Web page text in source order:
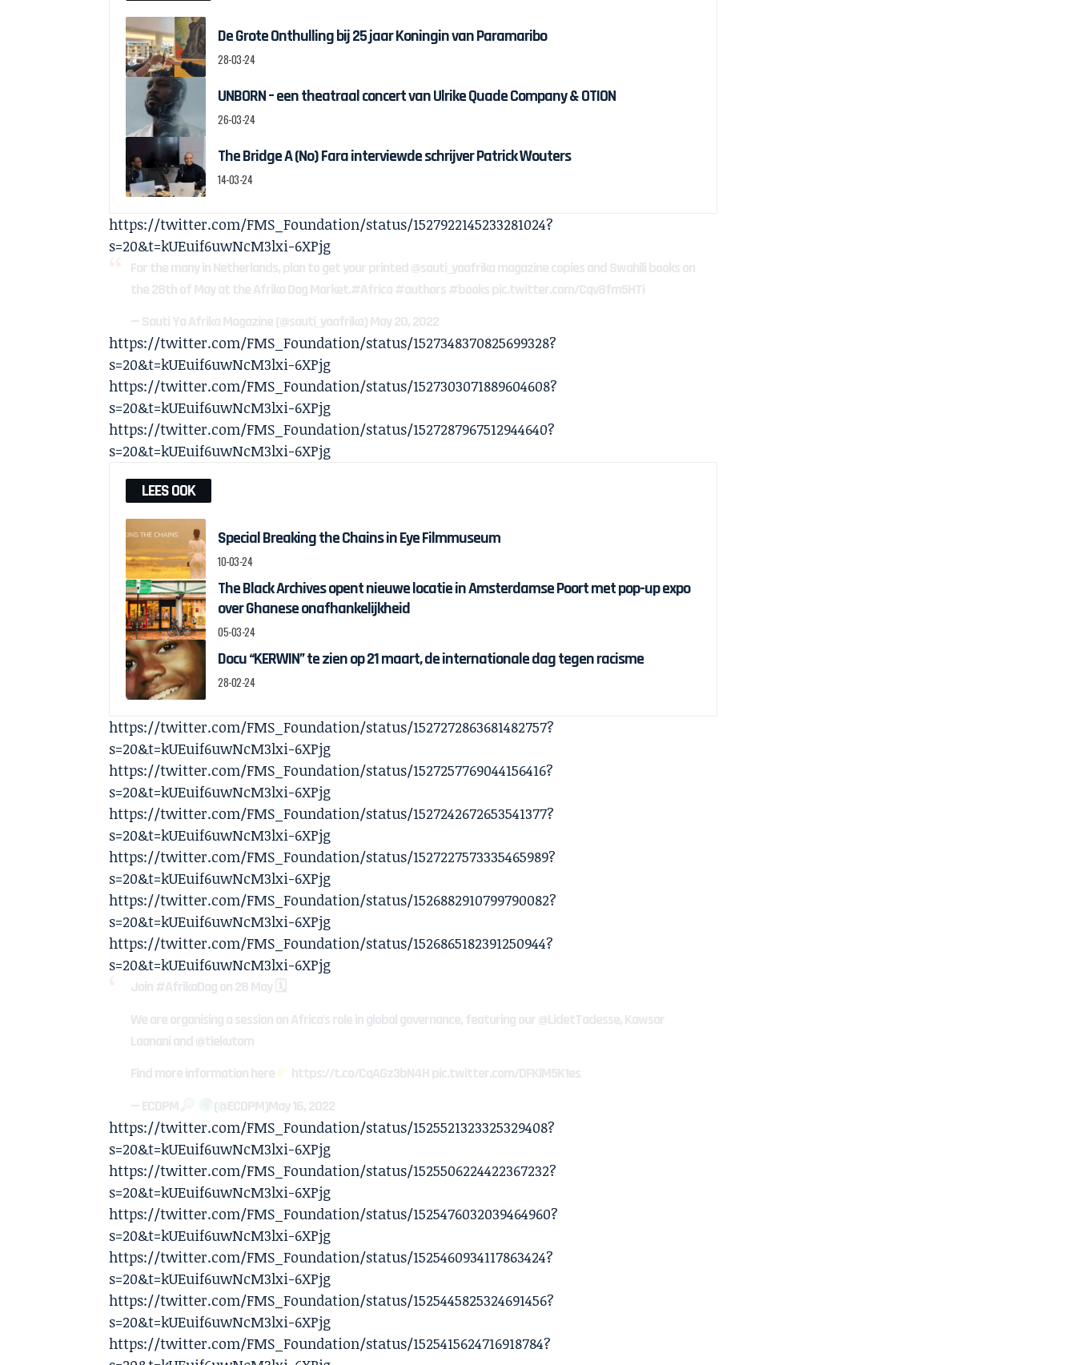
De Grote Onthulling bij 25 jaar Koningin van Paramaribo
28-03-24
UNBORN – een theatraal concert van Ulrike Quade Company & OTION
26-03-24
The Bridge A (No) Fara interviewde schrijver Patrick Wouters
14-03-24
https://twitter.com/FMS_Foundation/status/1527922145233281024?
s=20&t=kUEuif6uwNcM3lxi-6XPjg
For the many in Netherlands, plan to get your printed@sauti_yaafrikamagazine copies and Swahili books on
the 28th of May at the Afrika Dag Market.#Africa #authors #bookspic.twitter.com/Cqv8fm5HTi
— Sauti Ya Afrika Magazine (@sauti_yaafrika)May 20, 2022
https://twitter.com/FMS_Foundation/status/1527348370825699328?
s=20&t=kUEuif6uwNcM3lxi-6XPjg
https://twitter.com/FMS_Foundation/status/1527303071889604608?
s=20&t=kUEuif6uwNcM3lxi-6XPjg
https://twitter.com/FMS_Foundation/status/1527287967512944640?
s=20&t=kUEuif6uwNcM3lxi-6XPjg
LEES OOK
Special Breaking the Chains in Eye Filmmuseum
10-03-24
The Black Archives opent nieuwe locatie in Amsterdamse Poort met pop-up expo
over Ghanese onafhankelijkheid
05-03-24
Docu “KERWIN” te zien op 21 maart, de internationale dag tegen racisme
28-02-24
https://twitter.com/FMS_Foundation/status/1527272863681482757?
s=20&t=kUEuif6uwNcM3lxi-6XPjg
https://twitter.com/FMS_Foundation/status/1527257769044156416?
s=20&t=kUEuif6uwNcM3lxi-6XPjg
https://twitter.com/FMS_Foundation/status/1527242672653541377?
s=20&t=kUEuif6uwNcM3lxi-6XPjg
https://twitter.com/FMS_Foundation/status/1527227573335465989?
s=20&t=kUEuif6uwNcM3lxi-6XPjg
https://twitter.com/FMS_Foundation/status/1526882910799790082?
s=20&t=kUEuif6uwNcM3lxi-6XPjg
https://twitter.com/FMS_Foundation/status/1526865182391250944?
s=20&t=kUEuif6uwNcM3lxi-6XPjg
Join #AfrikaDagon 28 May 🗓
We are organising a session on Africa's role in global governance, featuring our@LidetTadesse, Kawsar
Laanani and @tiekutom
Find more information here
https://t.co/CqAGz3bN4Hpic.twitter.com/DFKlM5K1es
— ECDPM
(@ECDPM)May 16, 2022
https://twitter.com/FMS_Foundation/status/1525521323325329408?
s=20&t=kUEuif6uwNcM3lxi-6XPjg
https://twitter.com/FMS_Foundation/status/1525506224422367232?
s=20&t=kUEuif6uwNcM3lxi-6XPjg
https://twitter.com/FMS_Foundation/status/1525476032039464960?
s=20&t=kUEuif6uwNcM3lxi-6XPjg
https://twitter.com/FMS_Foundation/status/1525460934117863424?
s=20&t=kUEuif6uwNcM3lxi-6XPjg
https://twitter.com/FMS_Foundation/status/1525445825324691456?
s=20&t=kUEuif6uwNcM3lxi-6XPjg
https://twitter.com/FMS_Foundation/status/1525415624716918784?